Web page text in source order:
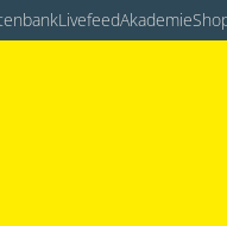
LivefeedAkademie